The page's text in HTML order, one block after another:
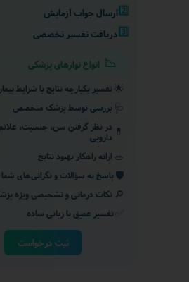
2️⃣ ارسال جواب آزمایش
3️⃣ دریافت تفسیر تخصصی
📉 انواع نوارهای پزشکی
🌟 تفسیر یکپارچه نتایج با شرایط بیمار
🩺 بررسی توسط پزشک متخصص
💊 در نظر گرفتن سن، جنسیت،
دارویی
🥗 ارائه راهکار بهبود نتایج
🛡️ پاسخ به سؤالات و نگرانی‌های شما
🔎 نکات درمانی و تشخیصی ویژه
تفسیر عمیق با زبانی ساده
ثبت درخواست